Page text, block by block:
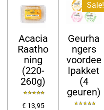
Acacia
Raatho
ning
(220-
260g)
€ 13,95
Sale!
Geurha
ngers
voordee
lpakket
(4
geuren)